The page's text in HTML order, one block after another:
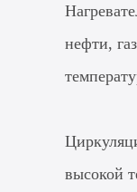
нефти,
высокой